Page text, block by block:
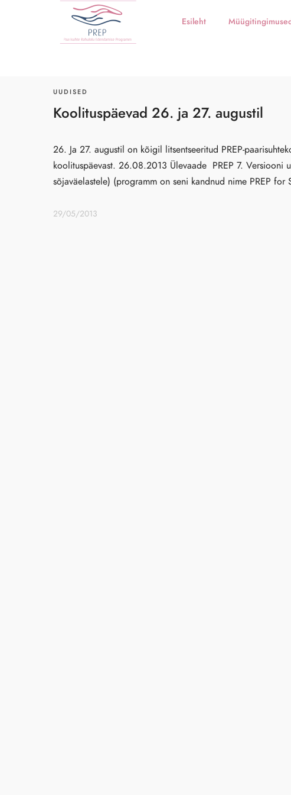
Esileht
UUDISED
Koolituspäevad 26. ja 27. augustil
26. Ja 27. augustil on kõigil litsentseeritud PREP-
koolituspäevast. 26.08.2013 Ülevaade PREP 7. Versiooni
sõjaväelastele) (programm on seni kandnud nime PREP for
29/05/2013